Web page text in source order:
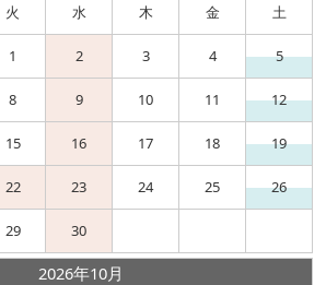
火 水 木 金 土
1 2 3 4 5
8 9 10 11 12
15 16 17 18 19
22 23 24 25 26
29 30
2026年10月